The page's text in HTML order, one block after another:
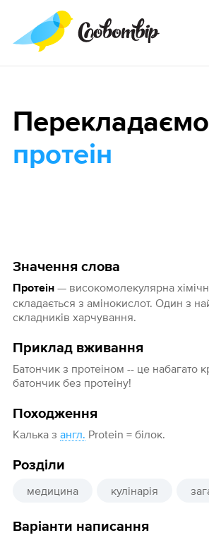
Значення слова
Протеін— високомолекулярна
складається з амінокислот. Один з
складників харчування.
Приклад вживання
Батончик з протеіном -- це набагато
батончик без протеіну!
Походження
Калька з англ. Protein = білок.
Розділи
медицина кулінарія
Варіанти написання
протеін